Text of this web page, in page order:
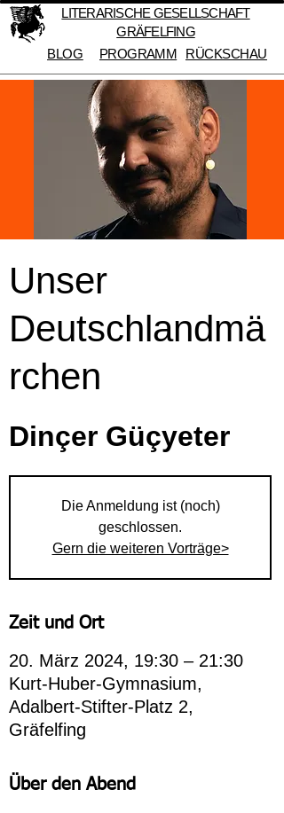
PROGRAMM
LITERARISCHE GESELLSCHAFT
GRÄFELFING
RÜCKSCHAU
BLOG
Unser
Deutschlandmä
rchen
Dinçer Güçyeter
Die Anmeldung ist (noch)
geschlossen.
Gern die weiteren Vorträge>
Zeit und Ort
20. März 2024, 19:30 – 21:30
Kurt-Huber-Gymnasium,
Adalbert-Stifter-Platz 2,
Gräfelfing
Über den Abend